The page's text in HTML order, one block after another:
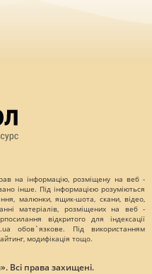
на інформацію, розміщену на веб -
інше. Під інформацією розуміються
малюнки, ящик-шота, скани, відео,
матеріалів, розміщених на веб -
відкритого для індексації
обов`язкове. Під використанням
модифікація тощо.
Всі права захищені.